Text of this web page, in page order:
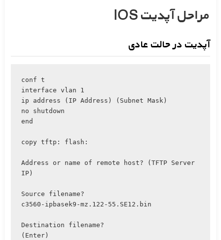
مراحل آپدیت IOS
آپدیت در حالت عادی
conf t
interface vlan 1
ip address (IP Address) (Subnet Mask)
no shutdown
end
copy tftp: flash:
Address or name of remote host? (TFTP Server
IP)
Source filename?
c3560-ipbasek9-mz.122-55.SE12.bin
Destination filename?
(Enter)